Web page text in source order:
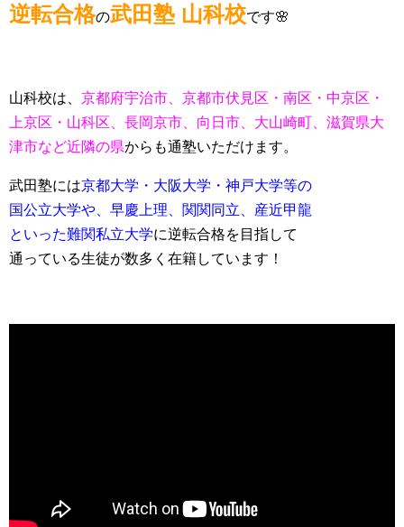
逆転合格の武田塾 山科校です🌸
山科校は、 京都府宇治市、京都市伏見区・南区・中京区・
上京区・山科区、長岡京市、向日市、大山崎町、滋賀県大
津市など近隣の県からも通塾いただけます。
武田塾には京都大学・大阪大学・神戸大学等の
国公立大学や、早慶上理、関関同立、産近甲龍
といった難関私立大学に逆転合格を目指して
通っている生徒が数多く在籍しています！